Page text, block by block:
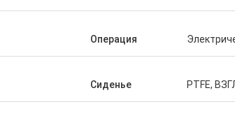
Операция
Сиденье PTFE,